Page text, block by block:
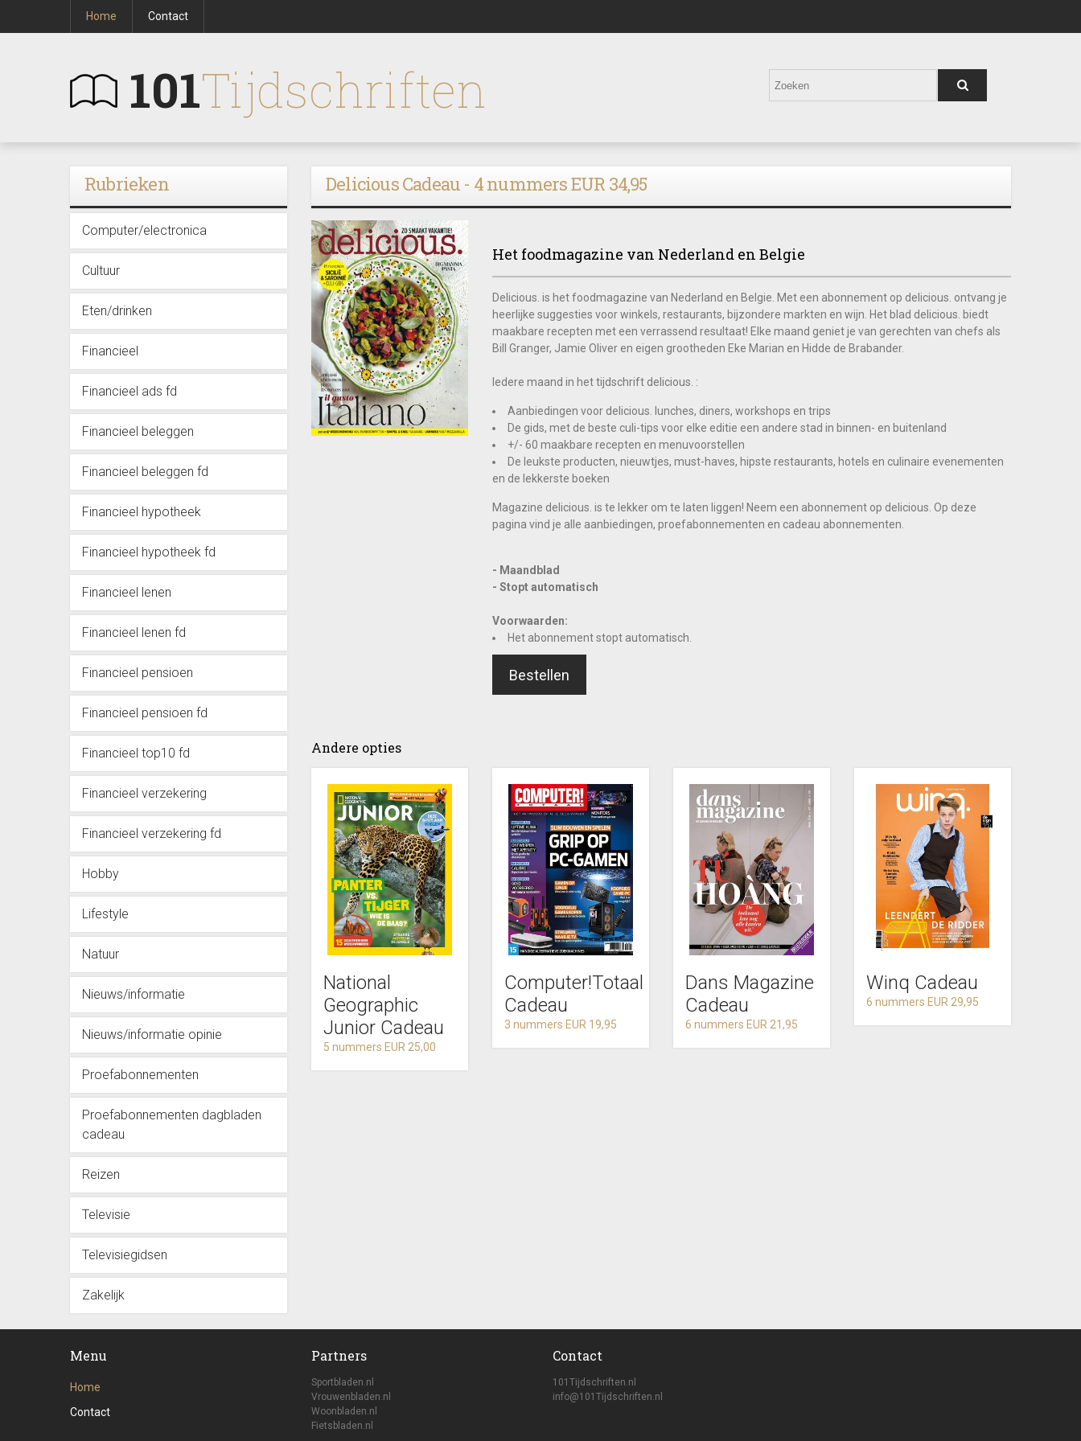
Home Contact
101Tijdschriften
Delicious Cadeau - 4 nummers EUR 34,95
Het foodmagazine van Nederland en Belgie
Delicious. is het foodmagazine van Nederland en Belgie. Met een abonnement op delicious. ontvang je
heerlijke suggesties voor winkels, restaurants, bijzondere markten en wijn. Het blad delicious. biedt
maakbare recepten met een verrassend resultaat! Elke maand geniet je van gerechten van chefs als
Bill Granger, Jamie Oliver en eigen grootheden Eke Marian en Hidde de Brabander.
Iedere maand in het tijdschrift delicious. :
Aanbiedingen voor delicious. lunches, diners, workshops en trips
De gids, met de beste culi-tips voor elke editie een andere stad in binnen- en buitenland
+/- 60 maakbare recepten en menuvoorstellen
De leukste producten, nieuwtjes, must-haves, hipste restaurants, hotels en culinaire evenementen
en de lekkerste boeken
Magazine delicious. is te lekker om te laten liggen! Neem een abonnement op delicious. Op deze
pagina vind je alle aanbiedingen, proefabonnementen en cadeau abonnementen.
- Maandblad
- Stopt automatisch
Voorwaarden:
Het abonnement stopt automatisch.
Bestellen
Andere opties
National
Geographic
Junior Cadeau
5 nummers EUR 25,00
Computer!Totaal
Cadeau
3 nummers EUR 19,95
Dans Magazine
Cadeau
6 nummers EUR 21,95
Winq Cadeau
6 nummers EUR 29,95
Rubrieken
Computer/electronica
Cultuur
Eten/drinken
Financieel
Financieel ads fd
Financieel beleggen
Financieel beleggen fd
Financieel hypotheek
Financieel hypotheek fd
Financieel lenen
Financieel lenen fd
Financieel pensioen
Financieel pensioen fd
Financieel top10 fd
Financieel verzekering
Financieel verzekering fd
Hobby
Lifestyle
Natuur
Nieuws/informatie
Nieuws/informatie opinie
Proefabonnementen
Proefabonnementen dagbladen
cadeau
Reizen
Televisie
Televisiegidsen
Zakelijk
Menu
Home
Contact
Partners
Sportbladen.nl
Vrouwenbladen.nl
Woonbladen.nl
Fietsbladen.nl
Contact
101Tijdschriften.nl
info@101Tijdschriften.nl